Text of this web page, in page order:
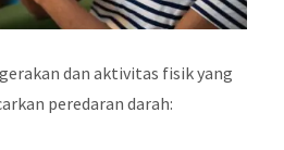
dan aktivitas fisik yang
peredaran darah: